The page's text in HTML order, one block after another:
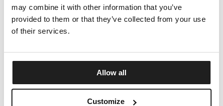
may combine it with other information that you’ve
provided to them or that they’ve collected from your use
of their services.
Allow all
Customize